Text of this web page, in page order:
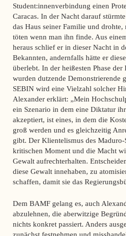
Student:innenverbindung einen
Caracas. In der Nacht darauf
das Haus seiner Familie und
töten wenn man ihn finde. Aus
heraus schlief er in dieser Nacht in
Bekannten, andernfalls hätte er
überlebt. In der heißesten Phase der
wurden dutzende Demonstrierende
SEBIN wird eine Vielzahl solcher
Alexander erklärt: „Mein
ein Szenario in dem eine Diktatur
akzeptiert, ist eines, in dem die
groß werden und es gleichzeitig
gibt. Der Klientelismus des Maduro-
kritischen Moment und die Macht
Gewalt aufrechterhalten.
diese Gewalt innehaben, zu
schaffen, damit sie das
Dem BAMF gelang es, auch
abzulehnen, die aberwitzige
nichts konkret passiert. Anders
zunächst festnehmen und